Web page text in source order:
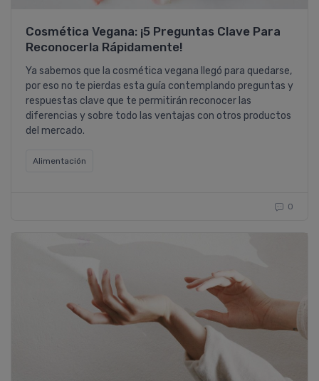
Cosmética Vegana: ¡5 Preguntas Clave Para
Reconocerla Rápidamente!
Ya sabemos que la cosmética vegana llegó para quedarse,
por eso no te pierdas esta guía contemplando preguntas y
respuestas clave que te permitirán reconocer las
diferencias y sobre todo las ventajas con otros productos
del mercado.
Alimentación
0
shampoo y acondicionador
la sequedad de mi ....
COMPRAR
PROAVENAL
Pedido #419399